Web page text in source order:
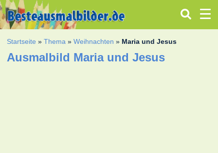
Startseite »Thema »Weihnachten » Maria und Jesus
Ausmalbild Maria und Jesus